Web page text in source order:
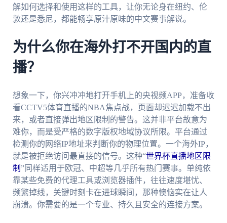
解如何选择和使用这样的工具，让你无论身在纽约、伦
敦还是悉尼，都能畅享原汁原味的中文赛事解说。
为什么你在海外打不开国内的直
播？
想象一下，你兴冲冲地打开手机上的央视频APP，准备收
看CCTV5体育直播的NBA焦点战，页面却迟迟加载不出
来，或者直接弹出地区限制的警告。这并非平台故意为
难你，而是受严格的数字版权地域协议所限。平台通过
检测你的网络IP地址来判断你的物理位置。一个海外IP，
就是被拒绝访问最直接的信号。这种“世界杯直播地区限
制 ”同样适用于欧冠、中超等几乎所有热门赛事。单纯依
靠某些免费的代理工具或浏览器插件，往往速度堪忧、
频繁掉线，关键时刻卡在进球瞬间，那种懊恼实在让人
崩溃。你需要的是一个专业、持久且安全的连接方案。